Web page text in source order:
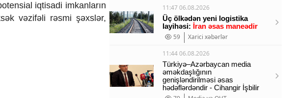
iqtisadi imkanların
vəzifəli rəsmi şəxslər,
11:47 06.08.2026
Üç ölkədən yeni logistika
layihəsi: İran əsas maneədir
59
Xarici xəbərlər
11:44 06.08.2026
Türkiyə–Azərbaycan media
əməkdaşlığının
genişləndirilməsi əsas
hədəflərdəndir - Cihangir İşbilir